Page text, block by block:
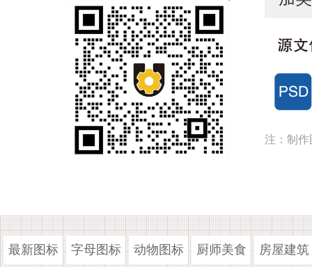
注：制作
最新图标 字母图标 动物图标 厨师美食 房屋建筑